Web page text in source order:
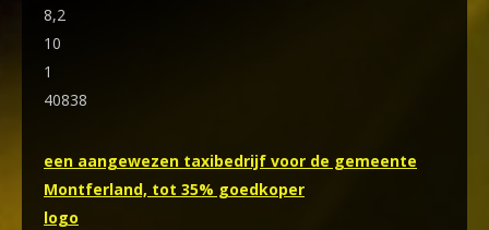
8,2
10
1
40838
een aangewezen taxibedrijf voor de gemeente
Montferland, tot 35% goedkoper
logo